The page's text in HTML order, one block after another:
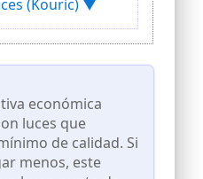
que te convertirá en
Tejidos de Calidad】
es suave, elástico
para todas las
Jersey navideño feo
redondo y mangas
bien con jeans,
pantalones,
camiseta interior.
(Kouric) ▼
económica
luces que
de calidad. Si
menos, este